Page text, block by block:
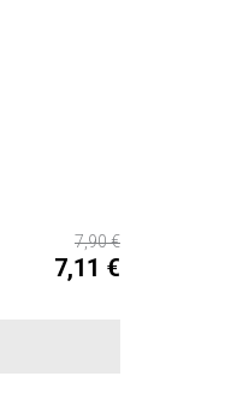
7,90 €
7,11 €